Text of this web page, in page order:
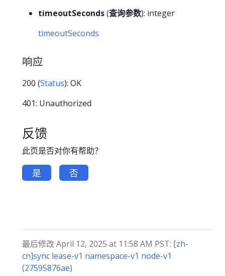
timeoutSeconds(查询参数): integer
timeoutSeconds
响应
200 (Status): OK
401: Unauthorized
反馈
此页是否对你有帮助？
是 否
最后修改 April 12, 2025 at 11:58 AM PST: [zh-
cn]sync lease-v1 namespace-v1 node-v1
(27595876ae)